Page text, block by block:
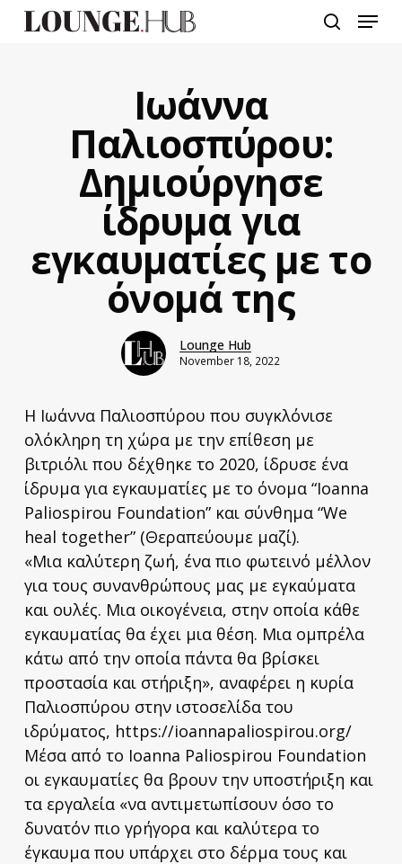
Menu
Ιωάννα
Παλιοσπύρου:
Δημιούργησε
ίδρυμα για
εγκαυματίες με το
όνομά της
Lounge Hub
November 18, 2022
Η Ιωάννα Παλιοσπύρου που συγκλόνισε
ολόκληρη τη χώρα με την επίθεση με
βιτριόλι που δέχθηκε το 2020, ίδρυσε ένα
ίδρυμα για εγκαυματίες με το όνομα “Ioanna
Paliospirou Foundation” και σύνθημα “We
heal together” (Θεραπεύουμε μαζί).
«Μια καλύτερη ζωή, ένα πιο φωτεινό μέλλον
για τους συνανθρώπους μας με εγκαύματα
και ουλές. Μια οικογένεια, στην οποία κάθε
εγκαυματίας θα έχει μια θέση. Μια ομπρέλα
κάτω από την οποία πάντα θα βρίσκει
προστασία και στήριξη», αναφέρει η κυρία
Παλιοσπύρου στην ιστοσελίδα του
ιδρύματος, https://ioannapaliospirou.org/
Μέσα από το Ioanna Paliospirou Foundation
οι εγκαυματίες θα βρουν την υποστήριξη και
τα εργαλεία «να αντιμετωπίσουν όσο το
δυνατόν πιο γρήγορα και καλύτερα το
έγκαυμα που υπάρχει στο δέρμα τους και